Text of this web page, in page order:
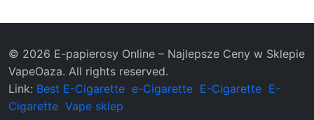
© 2026 E-papierosy Online – Najlepsze Ceny w Sklepie
VapeOaza. All rights reserved.
Link: Best E-Cigarette e-Cigarette E-Cigarette E-
Cigarette Vape sklep